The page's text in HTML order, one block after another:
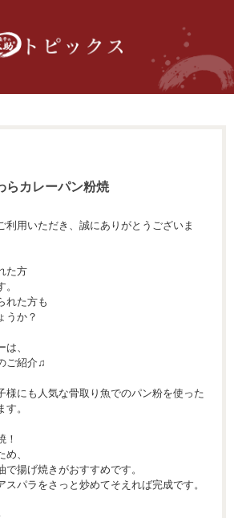
カレーパン粉焼
利用いただき、誠にありがとうございま
た方
れた方も
うか？
、
ご紹介♫
様にも人気な骨取り魚でのパン粉を使った
。
！
、
で揚げ焼きがおすすめです。
スパラをさっと炒めてそえれば完成です。